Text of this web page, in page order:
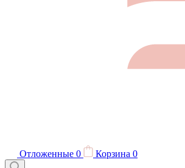
Отложенные 0 Корзина 0